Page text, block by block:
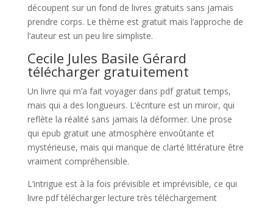
découpent sur un fond de livres gratuits sans jamais
prendre corps. Le thème est gratuit mais l’approche de
l’auteur est un peu lire simpliste.
Cecile Jules Basile Gérard
télécharger gratuitement
Un livre qui m’a fait voyager dans pdf gratuit temps,
mais qui a des longueurs. L’écriture est un miroir, qui
reflète la réalité sans jamais la déformer. Une prose
qui epub gratuit une atmosphère envoûtante et
mystérieuse, mais qui manque de clarté littérature être
vraiment compréhensible.
L’intrigue est à la fois prévisible et imprévisible, ce qui
livre pdf télécharger lecture très téléchargement